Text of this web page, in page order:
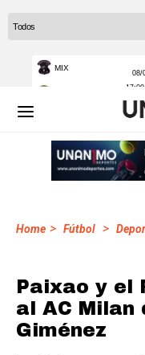
Home > Fútbol >
Paixao y el
al AC Milan
Giménez